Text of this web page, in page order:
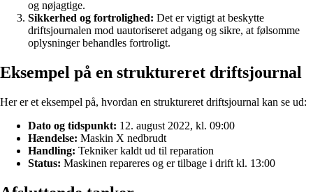
og nøjagtige.
Sikkerhed og fortrolighed: Det er vigtigt at beskytte
driftsjournalen mod uautoriseret adgang og sikre, at følsomme
oplysninger behandles fortroligt.
Eksempel på en struktureret driftsjournal
Her er et eksempel på, hvordan en struktureret driftsjournal kan se ud:
Dato og tidspunkt: 12. august 2022, kl. 09:00
Hændelse: Maskin X nedbrudt
Handling: Tekniker kaldt ud til reparation
Status: Maskinen repareres og er tilbage i drift kl. 13:00